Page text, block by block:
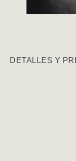
DETALLES Y